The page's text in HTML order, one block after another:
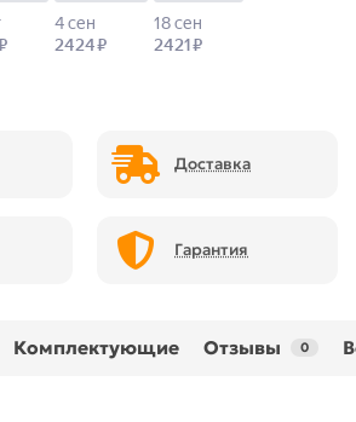
Доставка
Гарантия
Комплектующие Отзывы 0